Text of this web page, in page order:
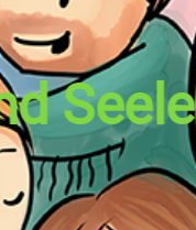
Seele